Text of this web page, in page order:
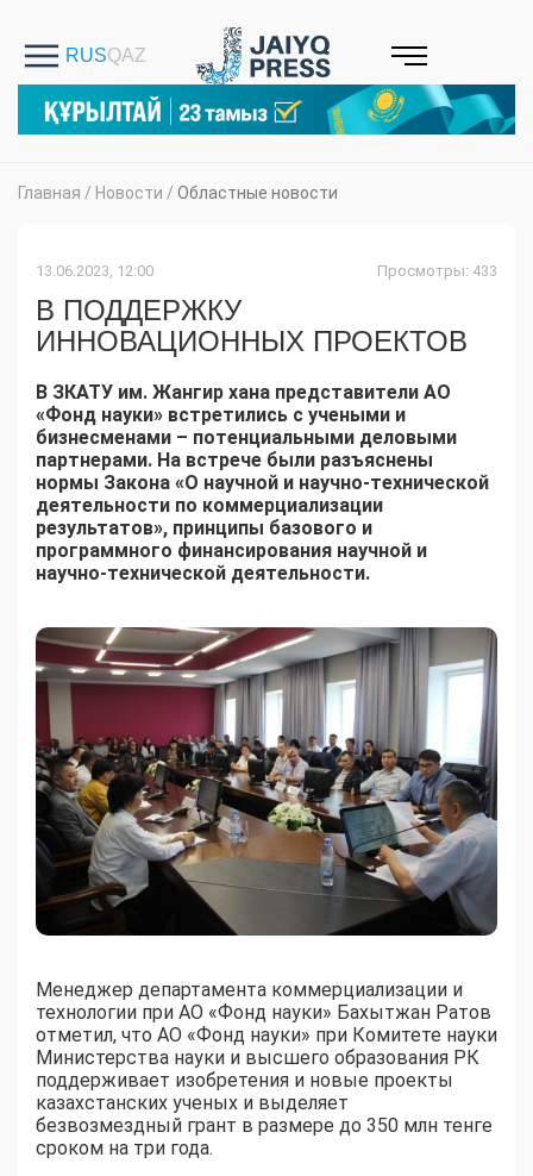
Главная / Новости / Областные новости
13.06.2023, 12:00 Просмотры: 433
В ПОДДЕРЖКУ
ИННОВАЦИОННЫХ ПРОЕКТОВ
В ЗКАТУ им. Жангир хана представители АО
«Фонд науки» встретились с учеными и
бизнесменами – потенциальными деловыми
партнерами. На встрече были разъяснены
нормы Закона «О научной и научно-технической
деятельности по коммерциализации
результатов», принципы базового и
программного финансирования научной и
научно-технической деятельности.
Менеджер департамента коммерциализации и
технологии при АО «Фонд науки» Бахытжан Ратов
отметил, что АО «Фонд науки» при Комитете науки
Министерства науки и высшего образования РК
поддерживает изобретения и новые проекты
казахстанских ученых и выделяет
безвозмездный грант в размере до 350 млн тенге
сроком на три года.